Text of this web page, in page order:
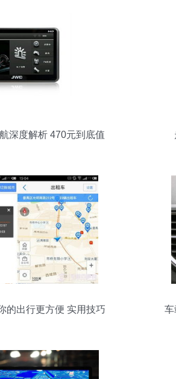
深度解析 470元到底值
的出行更方便 实用技巧
车